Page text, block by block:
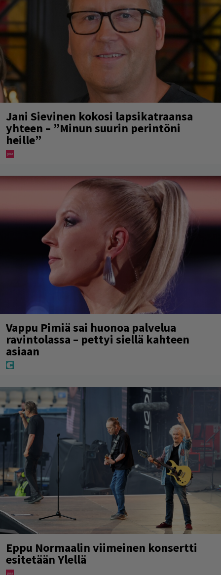
Jani Sievinen kokosi lapsikatraansa
yhteen – ”Minun suurin perintöni
heille”
Vappu Pimiä sai huonoa palvelua
ravintolassa – pettyi siellä kahteen
asiaan
Eppu Normaalin viimeinen konsertti
esitetään Ylellä